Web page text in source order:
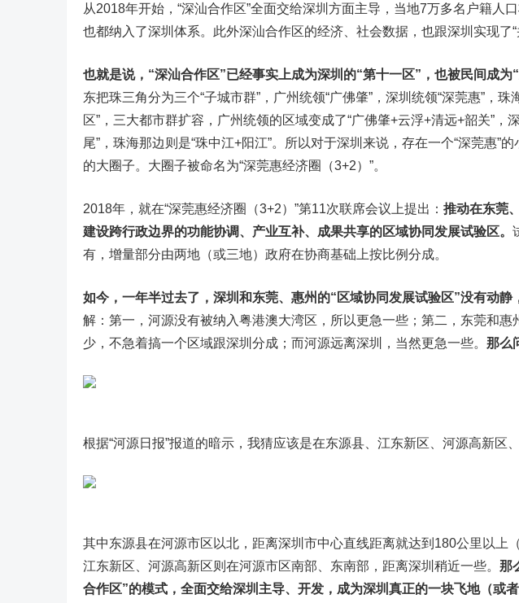
从2018年开始，“深汕合作区”全面交给深圳方面主导，当地7万多名户籍人
也都纳入了深圳体系。此外深汕合作区的经济、社会数据，也跟深圳实现了“
也就是说，“深汕合作区”已经事实上成为深圳的“第十一区”，也被民间成为“
东把珠三角分为三个“子城市群”，广州统领“广佛肇”，深圳统领“深莞惠”，
区”，三大都市群扩容，广州统领的区域变成了“广佛肇+云浮+清远+韶关”，
尾”，珠海那边则是“珠中江+阳江”。所以对于深圳来说，存在一个“深莞惠”
的大圈子。大圈子被命名为“深莞惠经济圈（3+2）”。
2018年，就在“深莞惠经济圈（3+2）”第11次联席会议上提出： 推动在东莞
建设跨行政边界的功能协调、产业互补、成果共享的区域协同发展试验区。
有，增量部分由两地（或三地）政府在协商基础上按比例分成。
如今，一年半过去了，深圳和东莞、惠州的“区域协同发展试验区”没有动静
解：第一，河源没有被纳入粤港澳大湾区，所以更急一些；第二，东莞和
少，不急着搞一个区域跟深圳分成；而河源远离深圳，当然更急一些。 那么
根据“河源日报”报道的暗示，我猜应该是在东源县、江东新区、河源高新区
其中东源县在河源市区以北，距离深圳市中心直线距离就达到180公里以上
江东新区、河源高新区则在河源市区南部、东南部，距离深圳稍近一些。 那
合作区”的模式，全面交给深圳主导、开发，成为深圳真正的一块飞地（或